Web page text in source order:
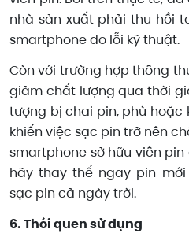
nhà sản xuất phải thu hồi
smartphone do lỗi kỹ thuật.
Còn với trường hợp thông
giảm chất lượng qua thời
tượng bị chai pin, phù hoặc
khiến việc sạc pin trở nên
smartphone sở hữu viên
hãy thay thế ngay pin
sạc pin cả ngày trời.
6. Thói quen sử dụng